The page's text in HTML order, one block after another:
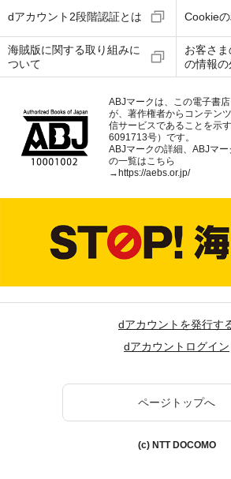
dアカウント2段階認証とは Cookie
海賊版に関する取り組みに
ついて
お客さ
の情報
ABJマークは、この電子書
が、著作権者からコンテン
信サービスであることを示
6091713号）です。
ABJマークの詳細、ABJマ
の一覧はこちら
→https://aebs.or.jp/
dアカウントを発行す
dアカウントログイン
ページトップへ
(c) NTT DOCOMO